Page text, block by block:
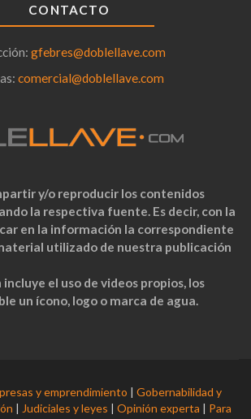
CONTACTO
gfebres@doblellave.com
comercial@doblellave.com
y/o reproducir los contenidos
la respectiva fuente. Es decir, con la
en la información la correspondiente
utilizado de nuestra publicación
el uso de videos propios, los
un ícono, logo o marca de agua.
y emprendimiento | Gobernabilidad y
| Judiciales y leyes | Opinión experta | Para